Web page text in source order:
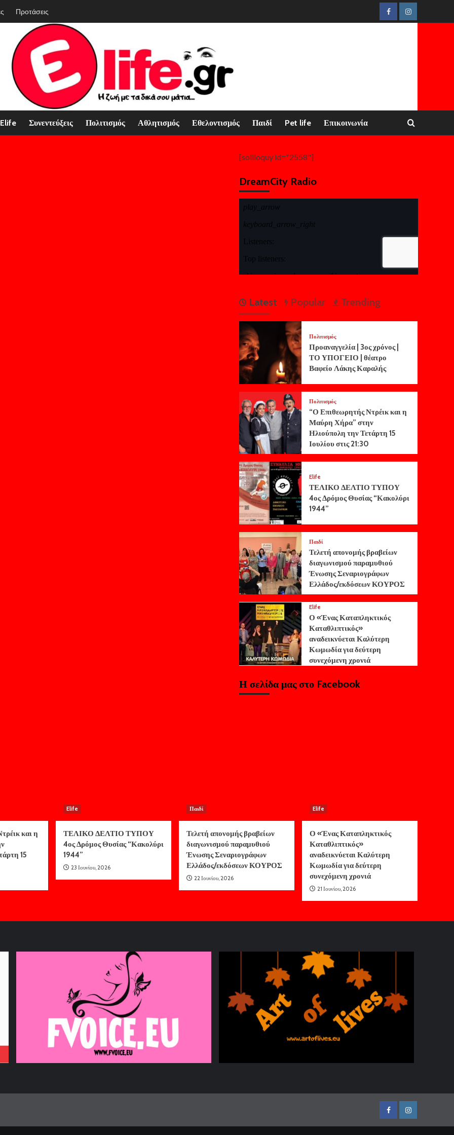
FacebookInstagram
Προτάσεις
Elife Συνεντεύξεις Πολιτισμός Αθλητισμός Εθελοντισμός Παιδί Pet life Επικοινωνία
[soliloquy id="2558"]
DreamCity Radio
Latest Popular Trending
Πολιτισμός
Προαναγγελία | 3ος χρόνος |
ΤΟ ΥΠΟΓΕΙΟ | θέατρο
Βαφείο Λάκης Καραλής
Πολιτισμός
“Ο Επιθεωρητής Ντρέικ και η
Μαύρη Χήρα” στην
Ηλιούπολη την Τετάρτη 15
Ιουλίου στις 21:30
Elife
ΤΕΛΙΚΟ ΔΕΛΤΙΟ ΤΥΠΟΥ
4ος Δρόμος Θυσίας “Κακολύρι
1944”
Παιδί
Τελετή απονομής βραβείων
διαγωνισμού παραμυθιού
Ένωσης Σεναριογράφων
Ελλάδος/εκδόσεων ΚΟΥΡΟΣ
Elife
Ο «Ένας Καταπληκτικός
Καταθλιπτικός»
αναδεικνύεται Καλύτερη
Κωμωδία για δεύτερη
συνεχόμενη χρονιά
Η σελίδα μας στο Facebook
και η
15
Elife
ΤΕΛΙΚΟ ΔΕΛΤΙΟ ΤΥΠΟΥ
4ος Δρόμος Θυσίας “Κακολύρι
1944”
23 Ιουνίου, 2026
Παιδί
Τελετή απονομής βραβείων
διαγωνισμού παραμυθιού
Ένωσης Σεναριογράφων
Ελλάδος/εκδόσεων ΚΟΥΡΟΣ
22 Ιουνίου, 2026
Elife
Ο «Ένας Καταπληκτικός
Καταθλιπτικός»
αναδεικνύεται Καλύτερη
Κωμωδία για δεύτερη
συνεχόμενη χρονιά
21 Ιουνίου, 2026
FacebookInstagram